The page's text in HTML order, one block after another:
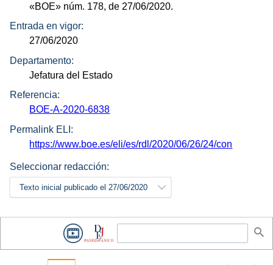
«BOE» núm. 178, de 27/06/2020.
Entrada en vigor:
27/06/2020
Departamento:
Jefatura del Estado
Referencia:
BOE-A-2020-6838
Permalink ELI:
https://www.boe.es/eli/es/rdl/2020/06/26/24/con
Seleccionar redacción:
Texto inicial publicado el 27/06/2020